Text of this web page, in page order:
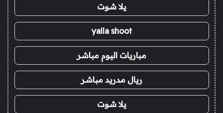
يلا شوت
yalla shoot
مباريات اليوم مباشر
ريال مدريد مباشر
يلا شوت